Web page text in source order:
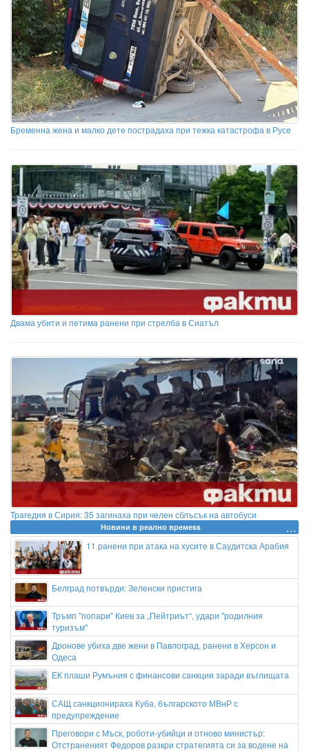
Бременна жена и малко дете пострадаха при тежка катастрофа в Русе
Двама убити и петима ранени при стрелба в Сиатъл
Трагедия в Сирия: 35 загинаха при челен сблъсък на автобуси
Новини в реално времеss
11 ранени при атака на хусите в Саудитска Арабия
Белград потвърди: Зеленски пристига
Тръмп "попари" Киев за „Пейтриът“, удари "родилния
туризъм"
Дронове убиха две жени в Павлоград, ранени в Херсон и
Одеса
ЕК плаши Румъния с финансови санкции заради въглищата
САЩ санкционираха Куба, българското МВнР с
предупреждение
Преговори с Мъск, роботи-убийци и отново министър:
Отстраненият Федоров разкри стратегията си за водене на